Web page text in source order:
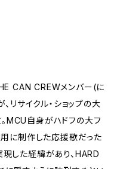
CAN CREWメンバー(に
リサイクル・ショップの大
MCU自身がハドフの大フ
に制作した応援歌だった
した経緯があり、HARD